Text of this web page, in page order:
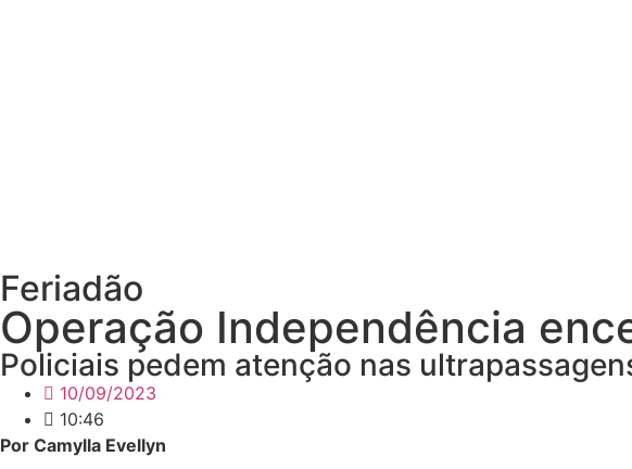
Feriadão
Operação Independência
Policiais pedem atenção nas
10/09/2023
10:46
Por Camylla Evellyn